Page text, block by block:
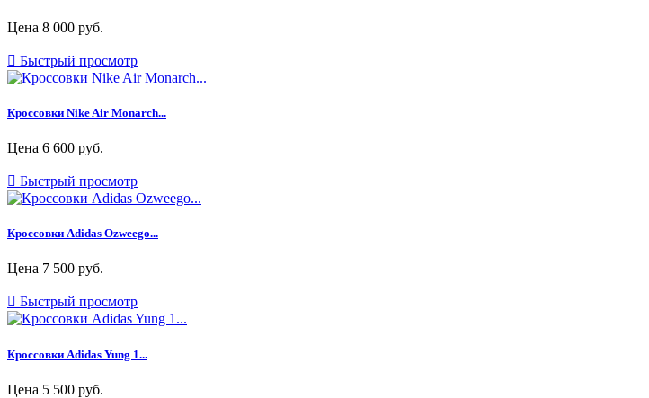
Цена 8 000 руб.
 Быстрый просмотр
Кроссовки Nike Air Monarch...
Цена 6 600 руб.
 Быстрый просмотр
Кроссовки Adidas Ozweego...
Цена 7 500 руб.
 Быстрый просмотр
Кроссовки Adidas Yung 1...
Цена 5 500 руб.